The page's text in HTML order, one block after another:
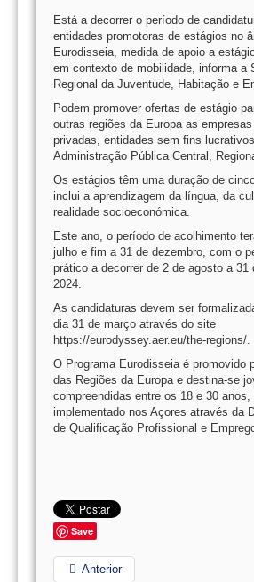
Está a decorrer o período de
entidades promotoras de estágios no
Eurodisseia, medida de apoio a
em contexto de mobilidade, informa a
Regional da Juventude, Habitação e
Podem promover ofertas de estágio
outras regiões da Europa as
privadas, entidades sem fins
Administração Pública Central,
Os estágios têm uma duração de
inclui a aprendizagem da língua, da
realidade socioeconómica.
Este ano, o período de acolhimento
julho e fim a 31 de dezembro, com o
prático a decorrer de 2 de agosto a 31
2024.
As candidaturas devem ser
dia 31 de março através do site
https://eurodyssey.aer.eu/the-regions/.
O Programa Eurodisseia é promovido
das Regiões da Europa e destina-se
compreendidas entre os 18 e 30 anos,
implementado nos Açores através da
de Qualificação Profissional e
Save
Anterior